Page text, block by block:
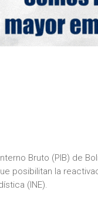
Bruto (PIB) de
posibilitan la
(INE).